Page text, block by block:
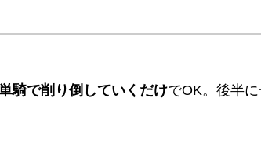
騎で削り倒していくだけでOK。後半に